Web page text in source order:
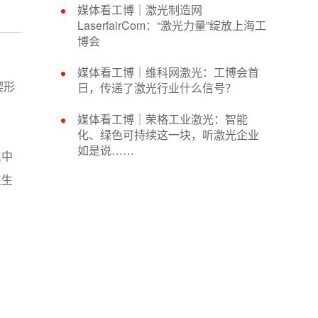
形
媒体看工博｜激光制造网
LaserfairCom：“激光力量”绽放上海工
博会
媒体看工博｜维科网激光：工博会首
日，传递了激光行业什么信号？
媒体看工博｜荣格工业激光：智能
化、绿色可持续这一块，听激光企业
如是说……